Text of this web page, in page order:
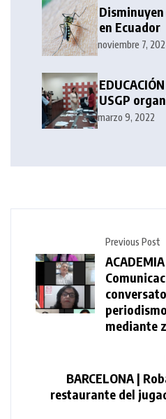
en Ecuador
noviembre 7,
USGP
Académicas
marzo 9, 2022
Previous Post
mediante
BARCELONA |
restaurante del